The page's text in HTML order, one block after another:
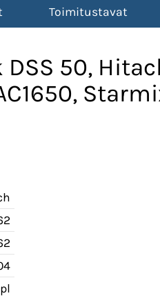
Toimitustavat
50,